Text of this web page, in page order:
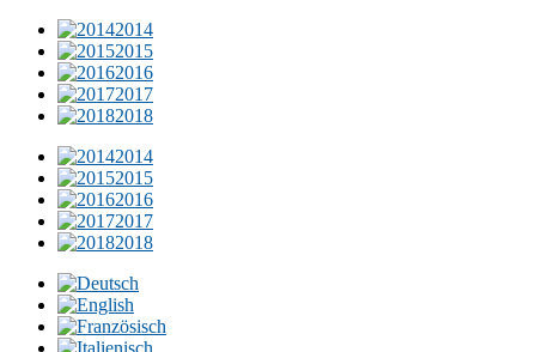
2014
2015
2016
2017
2018
2014
2015
2016
2017
2018